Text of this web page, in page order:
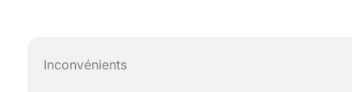
Inconvénients